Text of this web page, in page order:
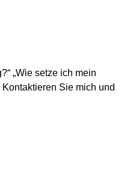
„Wie setze ich mein
Sie mich und